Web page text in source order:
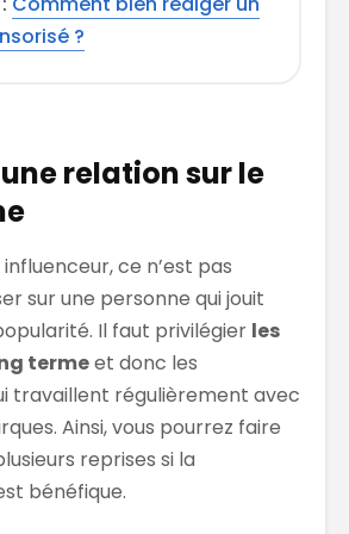
?
relation sur le
ce n’est pas
sur une personne qui jouit
Il faut privilégier les
termeet donc les
travaillent régulièrement avec
Ainsi, vous pourrez faire
reprises si la
bénéfique.